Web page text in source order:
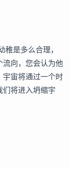
稚是多么合理，
流向，您会认为他
宇宙将通过一个时
们将进入坍缩宇